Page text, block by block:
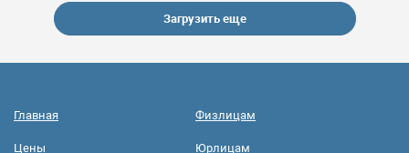
Загрузить еще
Главная
Цены
Физлицам
Юрлицам